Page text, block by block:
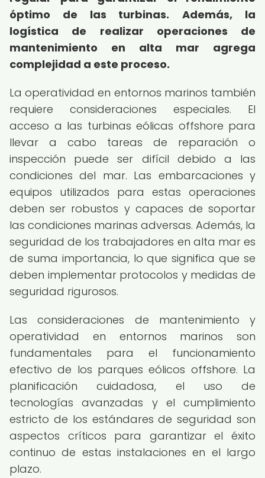
óptimo de las turbinas.
Además, la
logística de realizar operaciones de
mantenimiento en alta mar agrega
complejidad a este proceso.
La operatividad en entornos marinos también
requiere consideraciones especiales. El
acceso a las turbinas eólicas offshore para
llevar a cabo tareas de reparación o
inspección puede ser difícil debido a las
condiciones del mar. Las embarcaciones y
equipos utilizados para estas operaciones
deben ser robustos y capaces de soportar
las condiciones marinas adversas. Además, la
seguridad de los trabajadores en alta mar es
de suma importancia, lo que significa que se
deben implementar protocolos y medidas de
seguridad rigurosos.
Las consideraciones de mantenimiento y
operatividad en entornos marinos son
fundamentales para el funcionamiento
efectivo de los parques eólicos offshore. La
planificación cuidadosa, el uso de
tecnologías avanzadas y el cumplimiento
estricto de los estándares de seguridad son
aspectos críticos para garantizar el éxito
continuo de estas instalaciones en el largo
plazo.